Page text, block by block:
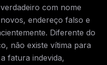
com nome
endereço falso e
Diferente do
não existe vítima para
fatura indevida,